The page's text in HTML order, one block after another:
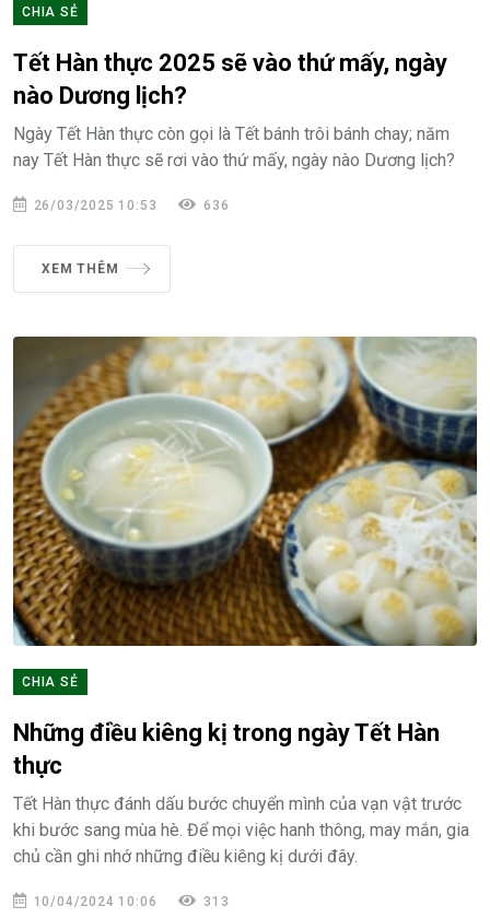
CHIA SẺ
Tết Hàn thực 2025 sẽ vào thứ mấy, ngày
nào Dương lịch?
Ngày Tết Hàn thực còn gọi là Tết bánh trôi bánh chay; năm
nay Tết Hàn thực sẽ rơi vào thứ mấy, ngày nào Dương lịch?
26/03/2025 10:53 636
XEM THÊM
CHIA SẺ
Những điều kiêng kị trong ngày Tết Hàn
thực
Tết Hàn thực đánh dấu bước chuyển mình của vạn vật trước
khi bước sang mùa hè. Để mọi việc hanh thông, may mắn, gia
chủ cần ghi nhớ những điều kiêng kị dưới đây.
10/04/2024 10:06 313